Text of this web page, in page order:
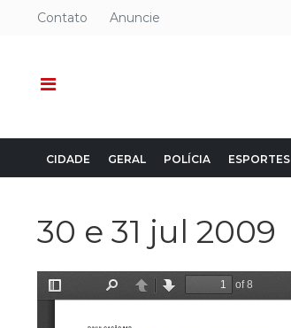
Contato Anuncie
CIDADE GERAL POLÍCIA ESPORTES
30 e 31 jul 2009